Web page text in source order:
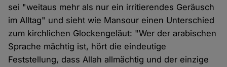
sei "weitaus mehr als nur ein irritierendes Geräusch
im Alltag" und sieht wie Mansour einen Unterschied
zum kirchlichen Glockengeläut: "Wer der arabischen
Sprache mächtig ist, hört die eindeutige
Feststellung, dass Allah allmächtig und der einzige